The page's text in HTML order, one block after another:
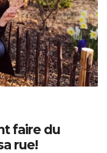
faire du
rue!